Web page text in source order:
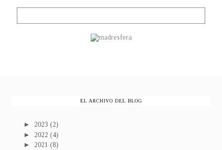
EL ARCHIVO DEL BLOG
► 2023 (2)
► 2022 (4)
► 2021 (8)